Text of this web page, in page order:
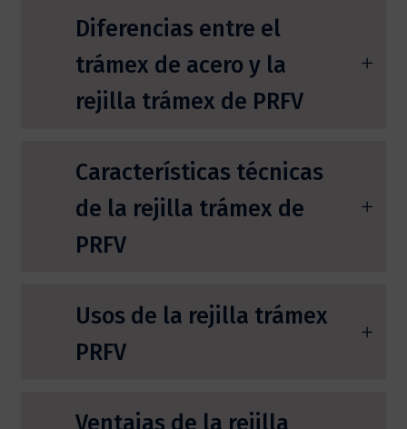
Diferencias entre el
trámex de acero y la
rejilla trámex de PRFV
Características técnicas
de la rejilla trámex de
PRFV
Usos de la rejilla trámex
PRFV
Ventajas de la rejilla